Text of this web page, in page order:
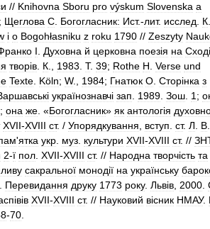
// Knihovna Sboru pro výskum Slovenska a
; Щеглова С Богогласник: Ист.-лит. исслед К
i o Bogohłasniku z roku 1790 // Zeszyty
I Духовна й церковна поезiя на Сходi
творiв К 1983 Т. 39; Rothe H Verse und
Texte Köln; W., 1984; Гнатюк О Сторiнка з
украïнознавчi зап 1989 Зош 1 ;
; она же . «Богогласник» як антологiя
ХVII-ХVIII ст. / Упорядкування вступ ст. Л В
'ятка укр муз культури XVII-XVIII ст. //
2-ï пол XVII-XVIII ст. // Народна творчiсть та
сакральноï монодiï на украïнську
Перевидання друку 1773 року. Львiв 2000
XVII-XVIII ст. // Науковий вiсник НМАУ.
-70